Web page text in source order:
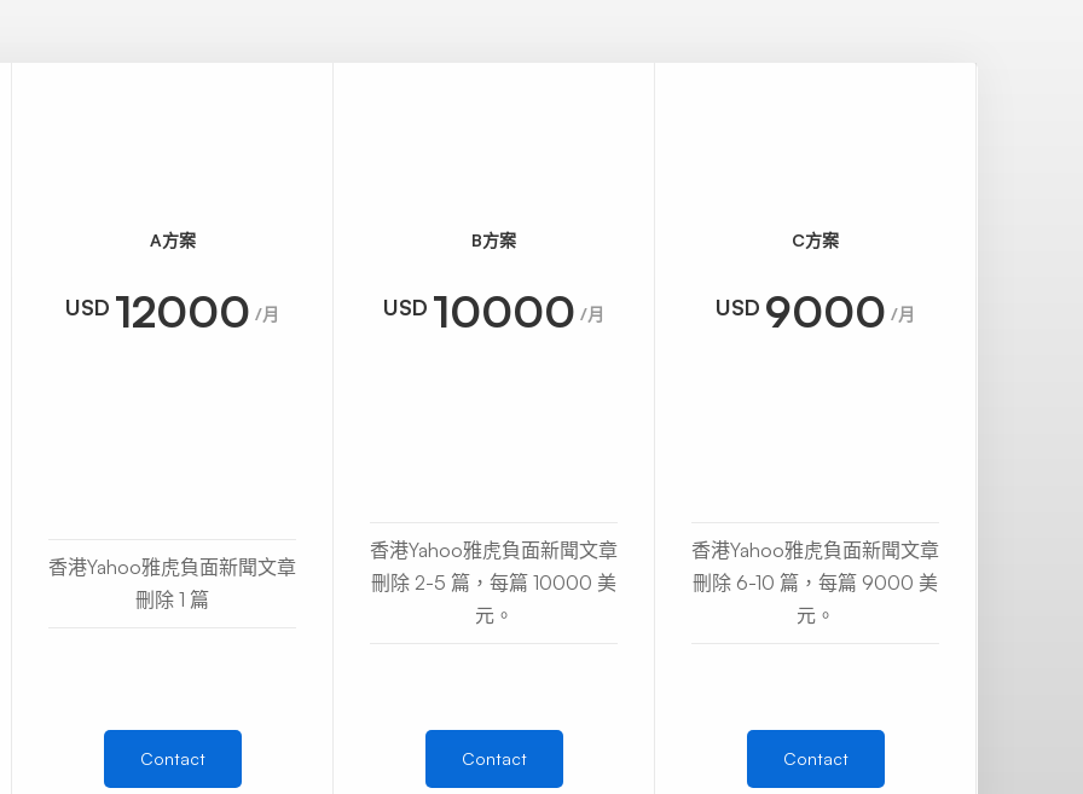
A方案
USD 12000 /月
B方案
USD 10000 /月
C方案
USD 9000 /月
香港Yahoo雅虎負面新聞文章
刪除 1 篇
香港Yahoo雅虎負面新聞文章
刪除 2-5 篇，每篇 10000 美
元。
香港Yahoo雅虎負面新聞文章
刪除 6-10 篇，每篇 9000 美
元。
Contact Contact Contact